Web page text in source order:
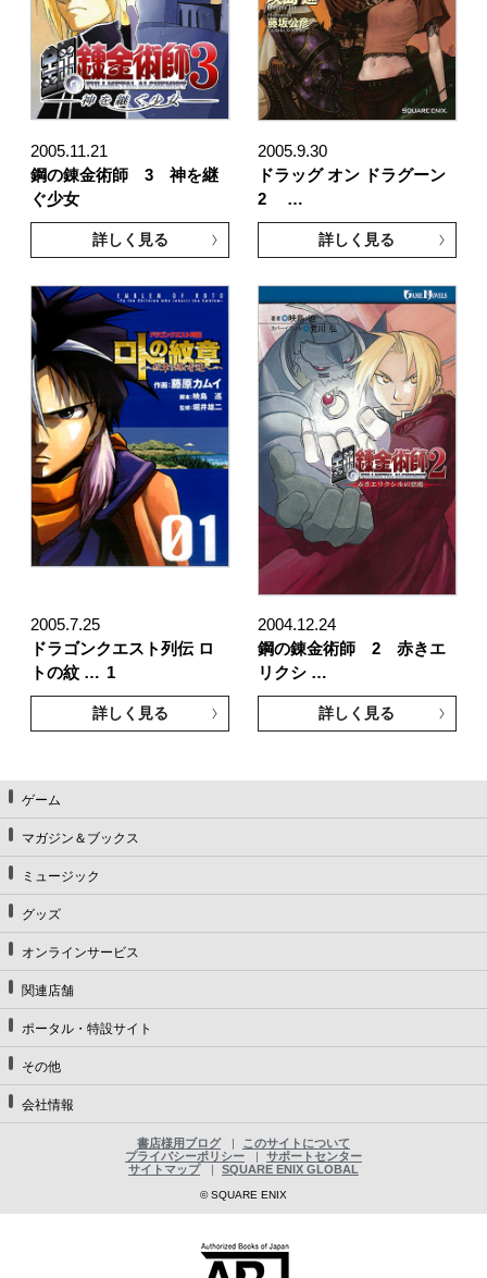
2005.11.21
鋼の錬金術師 3 神を継
ぐ少女
詳しく見る
2005.9.30
ドラッグ オン ドラグーン
2 …
詳しく見る
2005.7.25
ドラゴンクエスト列伝 ロ
トの紋 … 1
詳しく見る
2004.12.24
鋼の錬金術師 2 赤きエ
リクシ …
詳しく見る
ゲーム
マガジン＆ブックス
ミュージック
グッズ
オンラインサービス
関連店舗
ポータル・特設サイト
その他
会社情報
書店様用ブログ
このサイトについて
プライバシーポリシー
サポートセンター
サイトマップ
SQUARE ENIX GLOBAL
© SQUARE ENIX